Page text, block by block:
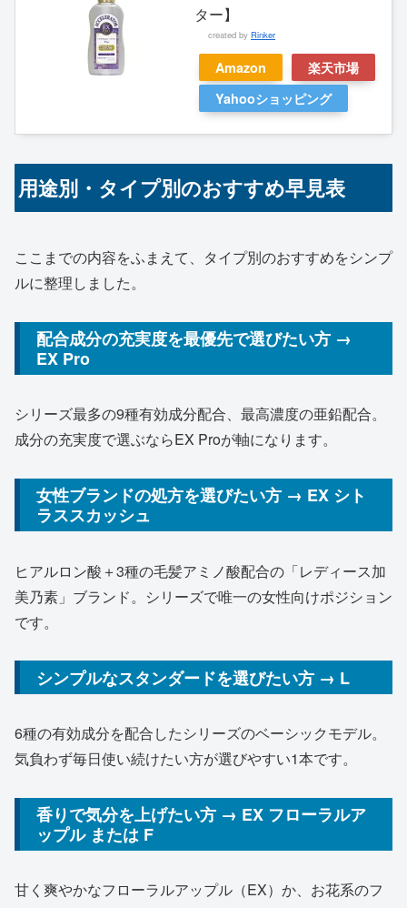
ター】
created by Rinker
Amazon
楽天市場
Yahooショッピング
用途別・タイプ別のおすすめ早見表
ここまでの内容をふまえて、タイプ別のおすすめをシンプ
ルに整理しました。
配合成分の充実度を最優先で選びたい方 →
EX Pro
シリーズ最多の9種有効成分配合、最高濃度の亜鉛配合。
成分の充実度で選ぶならEX Proが軸になります。
女性ブランドの処方を選びたい方 → EX シト
ラススカッシュ
ヒアルロン酸＋3種の毛髪アミノ酸配合の「レディース加
美乃素」ブランド。シリーズで唯一の女性向けポジション
です。
シンプルなスタンダードを選びたい方 → L
6種の有効成分を配合したシリーズのベーシックモデル。
気負わず毎日使い続けたい方が選びやすい1本です。
香りで気分を上げたい方 → EX フローラルア
ップル または F
甘く爽やかなフローラルアップル（EX）か、お花系のフ